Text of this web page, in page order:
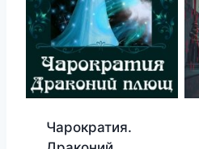
Чарократия.